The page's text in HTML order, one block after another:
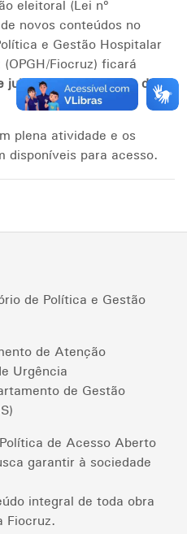
eleitoral (Lei nº
novos conteúdos no
e Gestão Hospitalar
Fiocruz) ficará
julhoe
25 de outubro de
plena atividade e os
disponíveis para acesso.
de Política e Gestão
de Atenção
Urgência
de Gestão
de Acesso Aberto
garantir à sociedade
integral de toda obra
Fiocruz.